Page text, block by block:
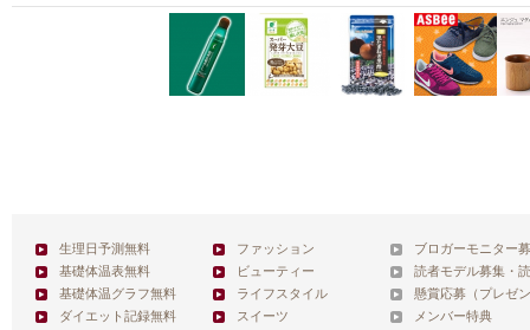
生理日予測無料
基礎体温表無料
基礎体温グラフ無料
ダイエット記録無料
ファッション
ビューティー
ライフスタイル
スイーツ
ブロガーモニター
読者モデル募集・
懸賞応募（プレゼ
メンバー特典